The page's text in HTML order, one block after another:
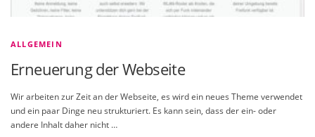
ALLGEMEIN
Erneuerung der Webseite
Wir arbeiten zur Zeit an der Webseite, es wird ein neues Theme verwendet
und ein paar Dinge neu strukturiert. Es kann sein, dass der ein- oder
andere Inhalt daher nicht …